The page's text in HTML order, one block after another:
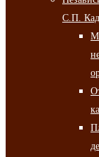
С.П.